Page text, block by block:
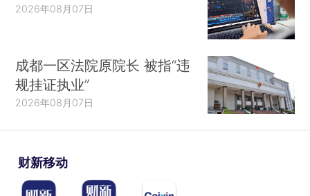
2026年08月07日
成都一区法院原院长 被指“违
规挂证执业”
2026年08月07日
财新移动